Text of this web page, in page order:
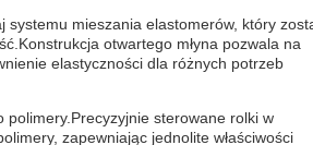
mieszania elastomerów, który
otwartego młyna pozwala na
elastyczności dla różnych potrzeb
sterowane rolki w
zapewniając jednolite właściwości